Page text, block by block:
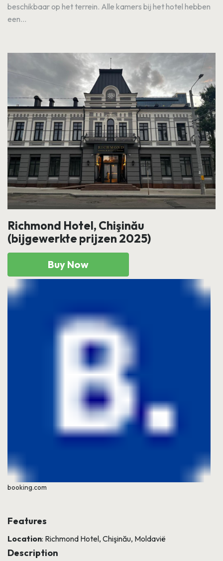
beschikbaar op het terrein. Alle kamers bij het hotel hebben
een...
Richmond Hotel, Chişinău
(bijgewerkte prijzen 2025)
Buy Now
booking.com
Features
Location: Richmond Hotel, Chişinău, Moldavië
Description